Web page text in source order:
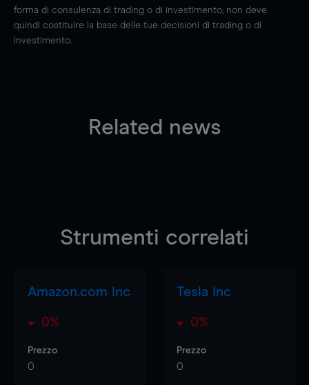
forma di consulenza di trading o di investimento; non deve
quindi costituire la base delle tue decisioni di trading o di
investimento.
Related news
Strumenti correlati
Amazon.com Inc
0%
Prezzo
0
Tesla Inc
0%
Prezzo
0